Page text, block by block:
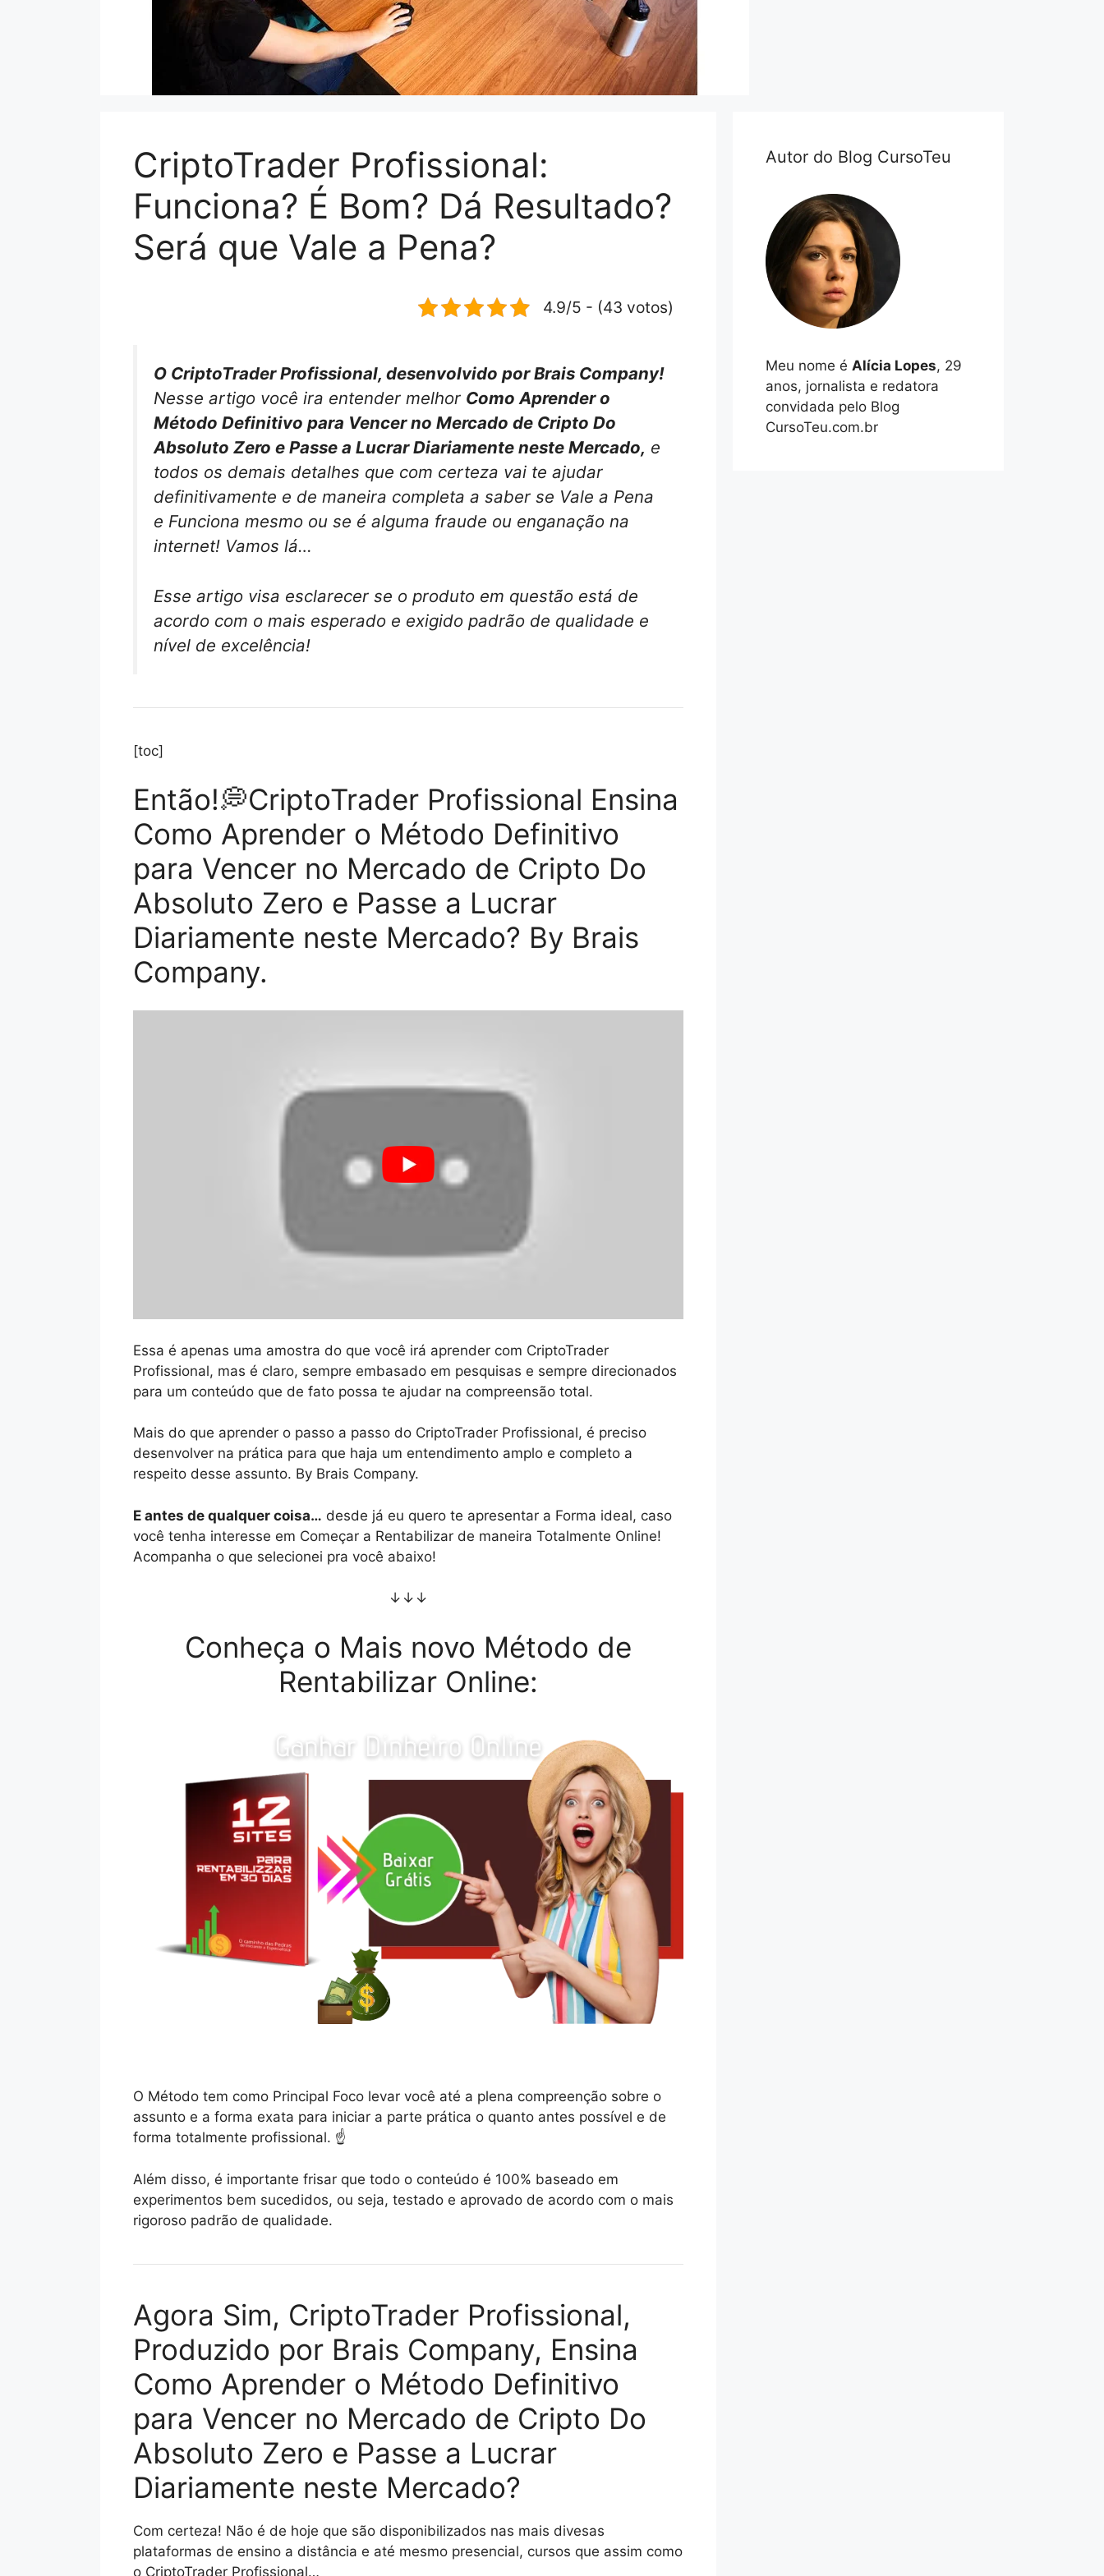
CriptoTrader Profissional:
Funciona? É Bom? Dá Resultado?
Será que Vale a Pena?
4.9/5 - (43 votos)
O CriptoTrader Profissional, desenvolvido por Brais Company!
Nesse artigo você ira entender melhor Como Aprender o
Método Definitivo para Vencer no Mercado de Cripto Do
Absoluto Zero e Passe a Lucrar Diariamente neste Mercado, e
todos os demais detalhes que com certeza vai te ajudar
definitivamente e de maneira completa a saber se Vale a Pena
e Funciona mesmo ou se é alguma fraude ou enganação na
internet! Vamos lá…
Esse artigo visa esclarecer se o produto em questão está de
acordo com o mais esperado e exigido padrão de qualidade e
nível de excelência!
[toc]
Então!💭CriptoTrader Profissional Ensina
Como Aprender o Método Definitivo
para Vencer no Mercado de Cripto Do
Absoluto Zero e Passe a Lucrar
Diariamente neste Mercado? By Brais
Company.
Essa é apenas uma amostra do que você irá aprender com CriptoTrader
Profissional, mas é claro, sempre embasado em pesquisas e sempre direcionados
para um conteúdo que de fato possa te ajudar na compreensão total.
Mais do que aprender o passo a passo do CriptoTrader Profissional, é preciso
desenvolver na prática para que haja um entendimento amplo e completo a
respeito desse assunto. By Brais Company.
E antes de qualquer coisa… desde já eu quero te apresentar a Forma ideal, caso
você tenha interesse em Começar a Rentabilizar de maneira Totalmente Online!
Acompanha o que selecionei pra você abaixo!
↓↓↓
Conheça o Mais novo Método de
Rentabilizar Online:
O Método tem como Principal Foco levar você até a plena compreenção sobre o
assunto e a forma exata para iniciar a parte prática o quanto antes possível e de
forma totalmente profissional. ☝️
Além disso, é importante frisar que todo o conteúdo é 100% baseado em
experimentos bem sucedidos, ou seja, testado e aprovado de acordo com o mais
rigoroso padrão de qualidade.
Agora Sim, CriptoTrader Profissional,
Produzido por Brais Company, Ensina
Como Aprender o Método Definitivo
para Vencer no Mercado de Cripto Do
Absoluto Zero e Passe a Lucrar
Diariamente neste Mercado?
Com certeza! Não é de hoje que são disponibilizados nas mais divesas
plataformas de ensino a distância e até mesmo presencial, cursos que assim como
o CriptoTrader Profissional…
Autor do Blog CursoTeu
Meu nome é Alícia Lopes, 29
anos, jornalista e redatora
convidada pelo Blog
CursoTeu.com.br